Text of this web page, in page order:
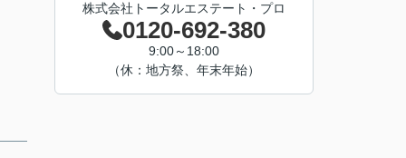
株式会社トータルエステート・プロ
0120-692-380
9:00～18:00
（休：地方祭、年末年始）